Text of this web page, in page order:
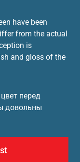
have been
from the actual
is
and gloss of the
перед
довольны